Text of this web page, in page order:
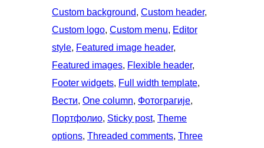
Custom background, Custom header
Custom logo, Custom menu, Editor
style, Featured image header
Featured images, Flexible header
Footer widgets, Full width template
Вести, One column, Фотограгије
Портфолио, Sticky post, Theme
options, Threaded comments, Three